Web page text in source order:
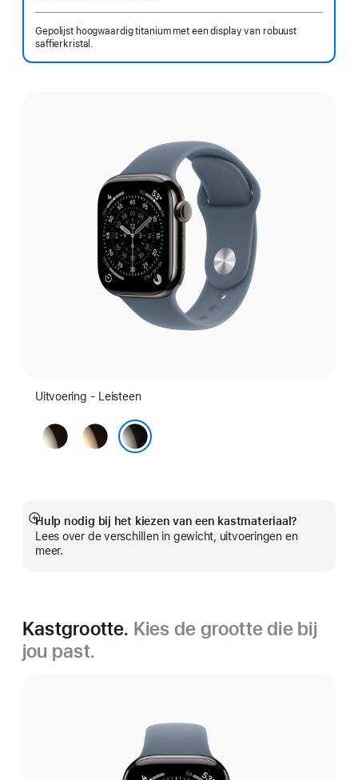
Gepolijst hoogwaardig titanium met een display van robuust
saffierkristal.
Uitvoering - Leisteen
NaturelGoud
Hulp nodig bij het kiezen van een kastmateriaal?
Lees over de verschillen in gewicht, uitvoeringen en
meer.
Meer
Kastgrootte. Kies de grootte die bij
jou past.